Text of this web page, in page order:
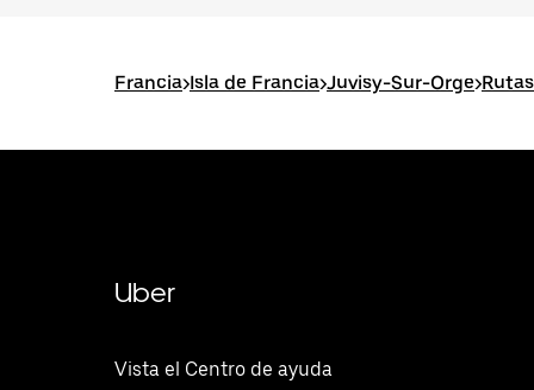
Francia>Isla de Francia>Juvisy-Sur-Orge>
Uber
Vista el Centro de ayuda